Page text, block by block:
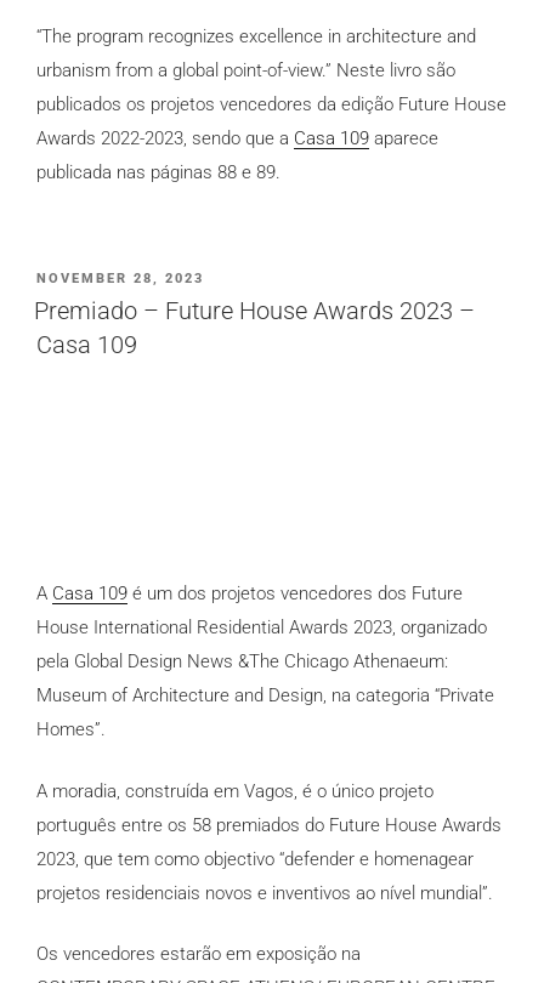
“The program recognizes excellence in architecture and
urbanism from a global point-of-view.” Neste livro são
publicados os projetos vencedores da edição Future House
Awards 2022-2023, sendo que a Casa 109 aparece
publicada nas páginas 88 e 89.
PUBLICADO
EM
NOVEMBER 28, 2023
Premiado – Future House Awards 2023 –
Casa 109
A Casa 109 é um dos projetos vencedores dos Future
House International Residential Awards 2023, organizado
pela Global Design News &The Chicago Athenaeum:
Museum of Architecture and Design, na categoria “Private
Homes”.
A moradia, construída em Vagos, é o único projeto
português entre os 58 premiados do Future House Awards
2023, que tem como objectivo “defender e homenagear
projetos residenciais novos e inventivos ao nível mundial”.
Os vencedores estarão em exposição na